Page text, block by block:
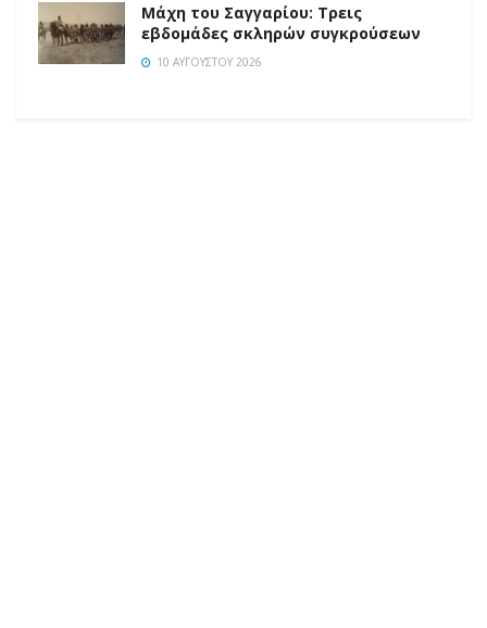
Μάχη του Σαγγαρίου: Τρεις
εβδομάδες σκληρών συγκρούσεων
10 ΑΥΓΟΎΣΤΟΥ 2026